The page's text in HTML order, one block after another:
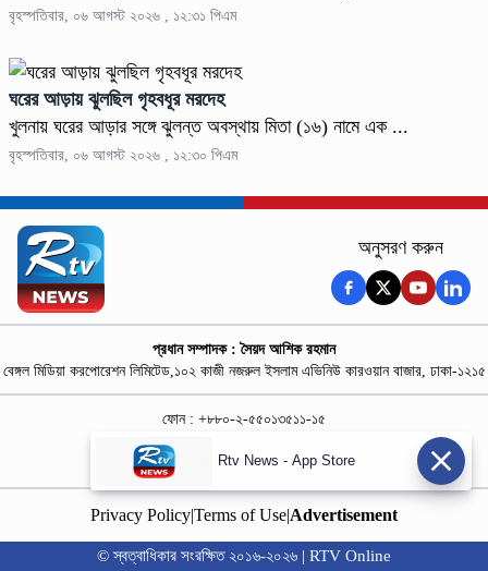
বৃহস্পতিবার, ০৬ আগস্ট ২০২৬ , ১২:৩১ পিএম
ঘরের আড়ায় ঝুলছিল গৃহবধূর মরদেহ
খুলনায় ঘরের আড়ার সঙ্গে ঝুলন্ত অবস্থায় মিতা (১৬) নামে এক ...
বৃহস্পতিবার, ০৬ আগস্ট ২০২৬ , ১২:৩০ পিএম
অনুসরণ করুন
প্রধান সম্পাদক : সৈয়দ আশিক রহমান
বেঙ্গল মিডিয়া করপোরেশন লিমিটেড,১০২ কাজী নজরুল ইসলাম এভিনিউ কারওয়ান বাজার, ঢাকা-১২১৫
ফোন : +৮৮০-২-৫৫০১৩৫১১-১৫
নিউজ রুম : +৮৮০-১৮৭৮১৮৪৩৬৯-৭০
বিজ্ঞাপন :
rtvdigitalad@gmail.com
Privacy Policy|Terms of Use|Advertisement
© স্বত্বাধিকার সংরক্ষিত ২০১৬-২০২৬ | RTV Online
Rtv News - App Store